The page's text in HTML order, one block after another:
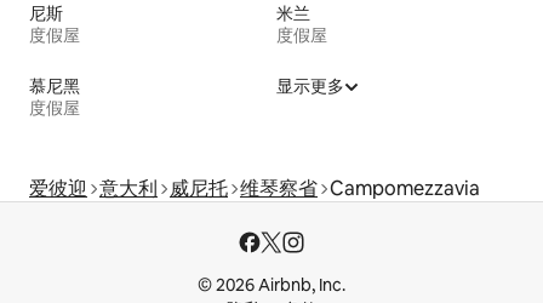
尼斯
度假屋
米兰
度假屋
慕尼黑
度假屋
显示更多
爱彼迎 意大利 威尼托 维琴察省 Campomezzavia
© 2026 Airbnb, Inc.